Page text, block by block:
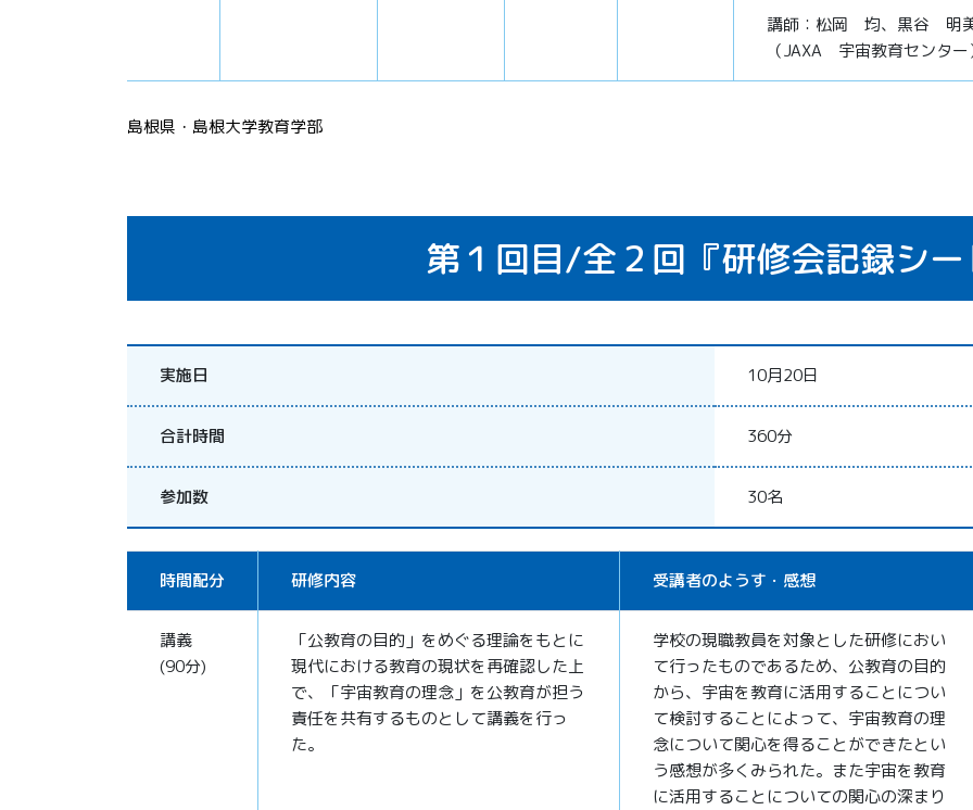
講師：松岡 均、黒谷 明
（JAXA 宇宙教育センター
島根県・島根大学教育学部
第１回目/全２回 『研修会記録シー
実施日 10月20日
合計時間 360分
参加数 30名
時間配分 研修内容 受講者のようす・感想
講義
(90分)
「公教育の目的」をめぐる理論をもとに
現代における教育の現状を再確認した上
で、「宇宙教育の理念」を公教育が担う
責任を共有するものとして講義を行っ
た。
学校の現職教員を対象とした研修におい
て行ったものであるため、公教育の目的
から、宇宙を教育に活用することについ
て検討することによって、宇宙教育の理
念について関心を得ることができたとい
う感想が多くみられた。また宇宙を教育
に活用することについての関心の深まり